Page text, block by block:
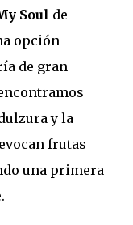
Soul de
opción
de gran
y la
frutas
una primera